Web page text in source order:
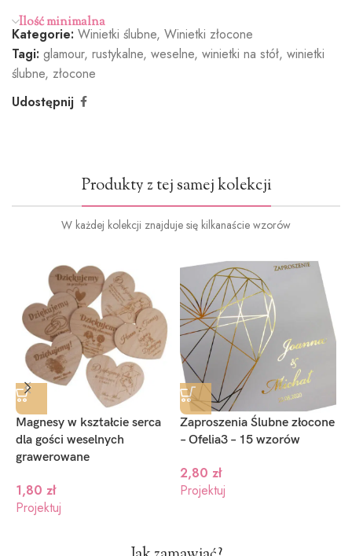
Ilość minimalna
Kategorie: Winietki ślubne, Winietki złocone
Tagi: glamour, rustykalne, weselne, winietki na stół, winietki
ślubne, złocone
Udostępnij
Produkty z tej samej kolekcji
W każdej kolekcji znajduje się kilkanaście wzorów
Magnesy w kształcie serca
dla gości weselnych
grawerowane
1,80 zł
Projektuj
Zaproszenia Ślubne złocone
– Ofelia3 – 15 wzorów
2,80 zł
Projektuj